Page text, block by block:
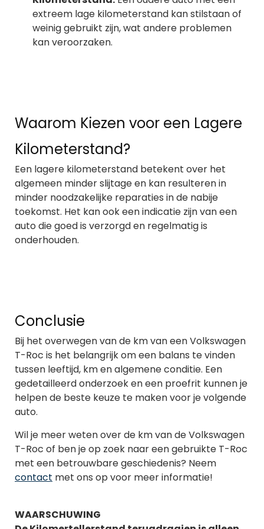
extreem lage kilometerstand kan stilstaan of
weinig gebruikt zijn, wat andere problemen
kan veroorzaken.
Waarom Kiezen voor een Lagere
Kilometerstand?
Een lagere kilometerstand betekent over het
algemeen minder slijtage en kan resulteren in
minder noodzakelijke reparaties in de nabije
toekomst. Het kan ook een indicatie zijn van een
auto die goed is verzorgd en regelmatig is
onderhouden.
Conclusie
Bij het overwegen van de km van een Volkswagen
T-Roc is het belangrijk om een balans te vinden
tussen leeftijd, km en algemene conditie. Een
gedetailleerd onderzoek en een proefrit kunnen je
helpen de beste keuze te maken voor je volgende
auto.
Wil je meer weten over de km van de Volkswagen
T-Roc of ben je op zoek naar een gebruikte T-Roc
met een betrouwbare geschiedenis? Neem
contact met ons op voor meer informatie!
WAARSCHUWING